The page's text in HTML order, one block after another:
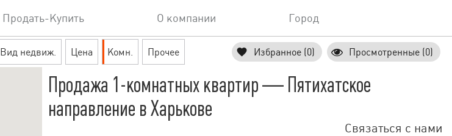
Продать-Купить О компании Город
Вид недвиж. Цена Комн. Прочее Избранное (0) Просмотренные (0)
Продажа 1-комнатных квартир — Пятихатское
направление в Харькове
Связаться с нами